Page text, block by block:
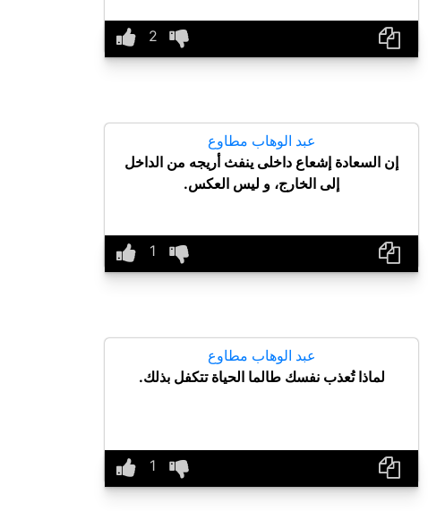
عبد الوهاب مطاوع
إن السعادة إشعاع داخلى ينفث أريجه من الداخل
إلى الخارج، و ليس العكس.
عبد الوهاب مطاوع
لماذا تُعذب نفسك طالما الحياة تتكفل بذلك.